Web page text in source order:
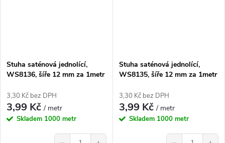
Stuha saténová jednolící,
WS8136, šíře 12 mm za 1metr
3,30 Kč bez DPH
3,99 Kč/ metr
Skladem 1000 metr
Stuha saténová jednolící,
WS8135, šíře 12 mm za 1metr
3,30 Kč bez DPH
3,99 Kč/ metr
Skladem 1000 metr